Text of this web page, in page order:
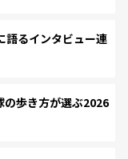
語るインタビュー連
の歩き方が選ぶ2026